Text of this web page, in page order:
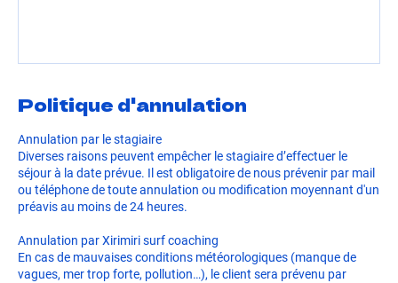
Politique d'annulation
Annulation par le stagiaire
Diverses raisons peuvent empêcher le stagiaire d’effectuer le
séjour à la date prévue. Il est obligatoire de nous prévenir par mail
ou téléphone de toute annulation ou modification moyennant d'un
préavis au moins de 24 heures.
Annulation par Xirimiri surf coaching
En cas de mauvaises conditions météorologiques (manque de
vagues, mer trop forte, pollution…), le client sera prévenu par